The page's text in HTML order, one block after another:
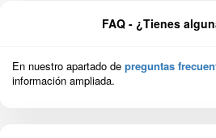
FAQ - ¿Tienes
En nuestro apartado de preguntas
información ampliada.